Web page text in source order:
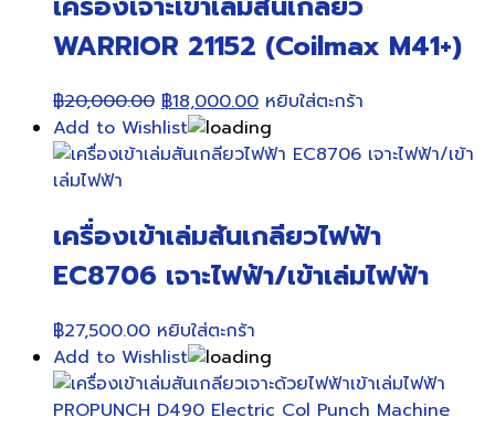
WARRIOR 21152 (Coilmax M41+)
฿20,000.00 Original
price
was:
฿18,000.00Current
price
is:
หยิบใส่ตะกร้า
Add to Wishlist
เครื่องเข้าเล่มสันเกลียวไฟฟ้า
EC8706 เจาะไฟฟ้า/เข้าเล่มไฟฟ้า
฿27,500.00 หยิบใส่ตะกร้า
Add to Wishlist